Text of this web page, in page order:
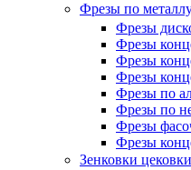
Фрезы по
Фрезы
Фрезы
Фрезы
Фрезы
Фрезы по
Фрезы по
Фрезы
Фрезы
Зенковки